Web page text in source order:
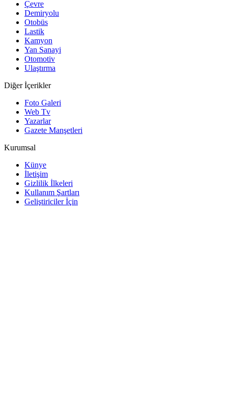
Çevre
Demiryolu
Otobüs
Lastik
Kamyon
Yan Sanayi
Otomotiv
Ulaştırma
Diğer İçerikler
Foto Galeri
Web Tv
Yazarlar
Gazete Manşetleri
Kurumsal
Künye
İletişim
Gizlilik İlkeleri
Kullanım Şartları
Geliştiriciler İçin